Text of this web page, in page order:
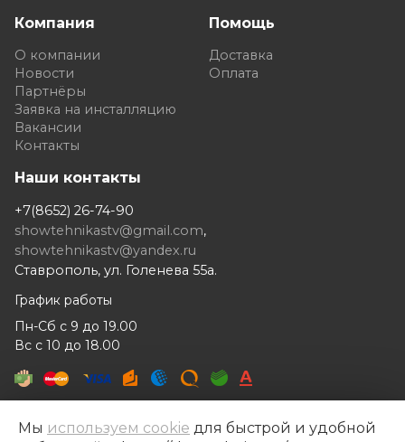
Компания
О компании
Новости
Партнёры
Заявка на инсталляцию
Вакансии
Контакты
Помощь
Доставка
Оплата
Наши контакты
+7(8652) 26-74-90
showtehnikastv@gmail.com,
showtehnikastv@yandex.ru
Ставрополь, ул. Голенева 55а.
График работы
Пн-Сб с 9 до 19.00
Вс с 10 до 18.00
Мы используем cookie для быстрой и удобной